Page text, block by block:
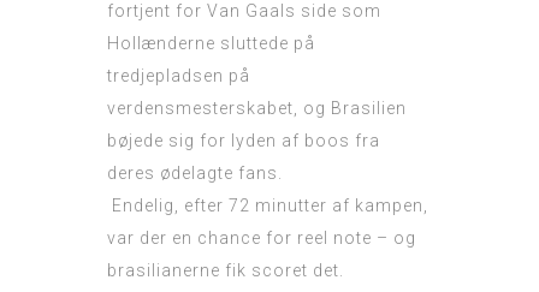
fortjent for Van Gaals side som
Hollænderne sluttede på
tredjepladsen på
verdensmesterskabet, og Brasilien
bøjede sig for lyden af ​​boos fra
deres ødelagte fans.
Endelig, efter 72 minutter af kampen,
var der en chance for reel note – og
brasilianerne fik scoret det.